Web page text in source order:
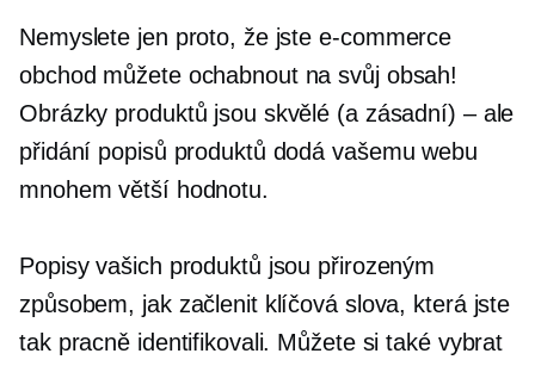
Nemyslete jen proto, že jstee-commerce
obchod můžete ochabnout na svůj obsah!
Obrázky produktů jsou skvělé (a zásadní) – ale
přidání popisů produktů dodá vašemu webu
mnohem větší hodnotu.
Popisy vašich produktů jsou přirozeným
způsobem, jak začlenit klíčová slova, která jste
tak pracně identifikovali. Můžete si také vybrat